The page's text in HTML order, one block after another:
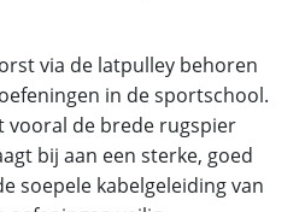
via de latpulley behoren
in de sportschool.
vooral de brede rugspier
bij aan een sterke, goed
soepele kabelgeleiding van